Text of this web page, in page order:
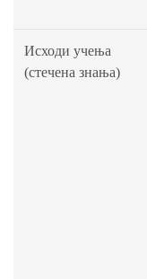
Исходи учења
(стечена знања)